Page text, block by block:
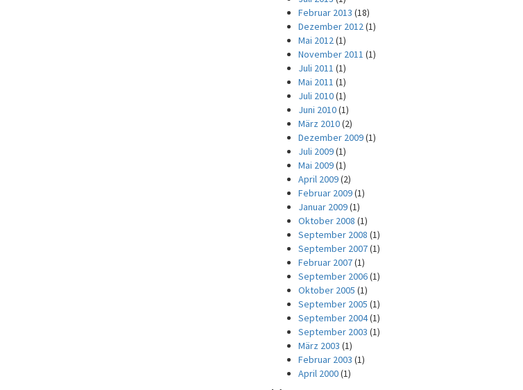
Februar 2013 (18)
Dezember 2012(1)
Mai 2012(1)
November 2011 (1)
Juli 2011 (1)
Mai 2011 (1)
Juli 2010(1)
Juni 2010(1)
März 2010(2)
Dezember 2009(1)
Juli 2009(1)
Mai 2009(1)
April 2009(2)
Februar 2009(1)
Januar 2009(1)
Oktober 2008 (1)
September 2008 (1)
September 2007(1)
Februar 2007(1)
September 2006(1)
Oktober 2005 (1)
September 2005 (1)
September 2004(1)
September 2003 (1)
März 2003 (1)
Februar 2003 (1)
April 2000(1)